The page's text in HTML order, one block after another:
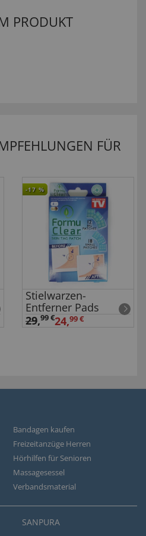
PRODUKT
FÜR
-17 %
Stielwarzen-
Entferner Pads
29,99 €24,99 €
Bandagen kaufen
Freizeitanzüge Herren
Hörhilfen für Senioren
Massagesessel
Verbandsmaterial
SANPURA